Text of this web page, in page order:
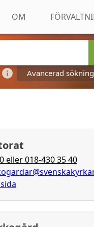
OM
Avancerad sökning
eller 018-430 35 40